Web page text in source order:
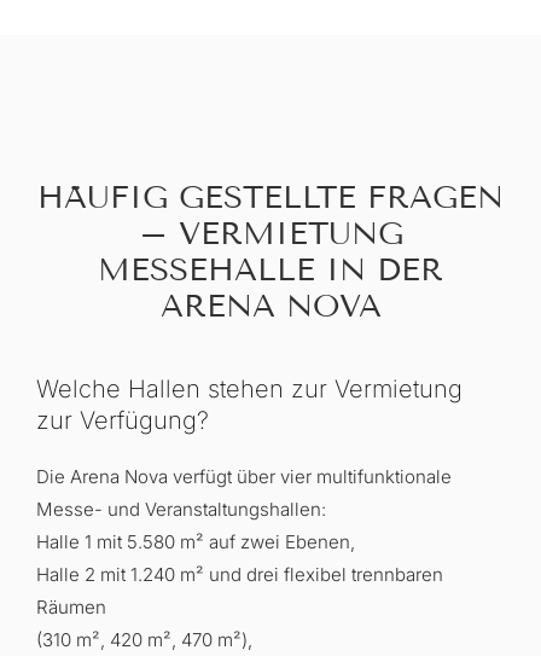
HÄUFIG GESTELLTE FRAGEN
– VERMIETUNG
MESSEHALLE IN DER
ARENA NOVA
Welche Hallen stehen zur Vermietung
zur Verfügung?
Die Arena Nova verfügt über vier multifunktionale
Messe- und Veranstaltungshallen:
Halle 1 mit 5.580 m² auf zwei Ebenen,
Halle 2 mit 1.240 m² und drei flexibel trennbaren
Räumen
(310 m², 420 m², 470 m²),